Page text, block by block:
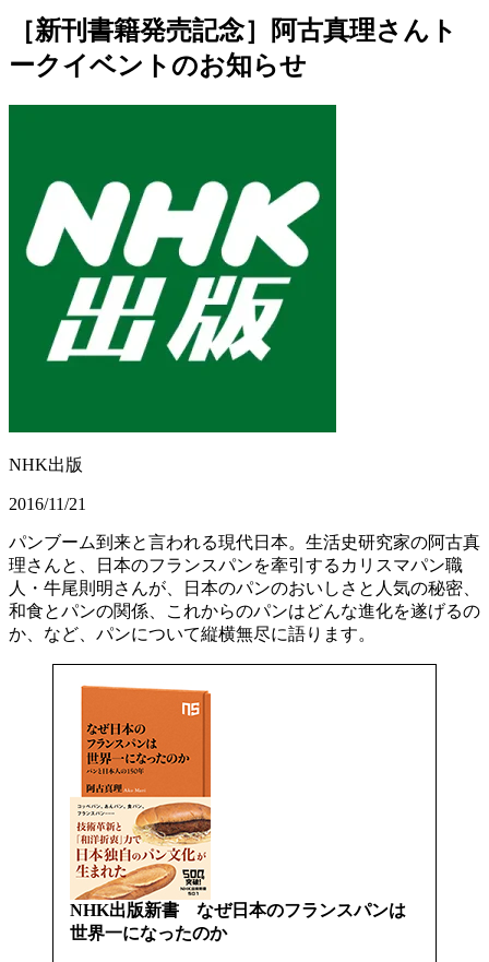
［新刊書籍発売記念］阿古真理さんト
ークイベントのお知らせ
NHK出版
2016/11/21
パンブーム到来と言われる現代日本。生活史研究家の阿古真
理さんと、日本のフランスパンを牽引するカリスマパン職
人・牛尾則明さんが、日本のパンのおいしさと人気の秘密、
和食とパンの関係、これからのパンはどんな進化を遂げるの
か、など、パンについて縦横無尽に語ります。
NHK出版新書 なぜ日本のフランスパンは
世界一になったのか